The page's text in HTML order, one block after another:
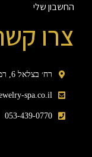
החשבון שלי
צרו
רח׳ בצלאל 6, רמת-גן (מתחם הבורסה)
spa.co.il
053-439-0770